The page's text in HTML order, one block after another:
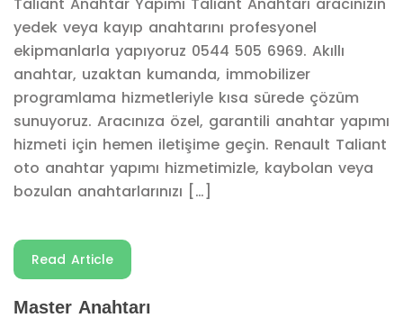
yedek veya kayıp anahtarını profesyonel
ekipmanlarla yapıyoruz 0544 505 6969. Akıllı
anahtar, uzaktan kumanda, immobilizer
programlama hizmetleriyle kısa sürede çözüm
sunuyoruz. Aracınıza özel, garantili anahtar yapımı
hizmeti için hemen iletişime geçin. Renault Taliant
oto anahtar yapımı hizmetimizle, kaybolan veya
bozulan anahtarlarınızı […]
Read Article
Master Anahtarı